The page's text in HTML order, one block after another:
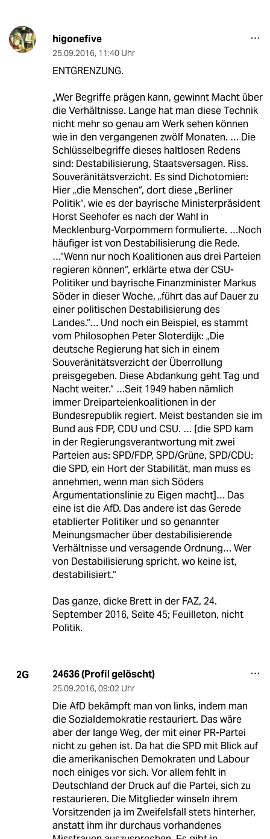
higonefive
25.09.2016, 11:40 Uhr
ENTGRENZUNG.
„Wer Begriffe prägen kann, gewinnt Macht über
die Verhältnisse. Lange hat man diese Technik
nicht mehr so genau am Werk sehen können
wie in den vergangenen zwölf Monaten. … Die
Schlüsselbegriffe dieses haltlosen Redens
sind: Destabilisierung, Staatsversagen. Riss.
Souveränitätsverzicht. Es sind Dichotomien:
Hier „die Menschen“, dort diese „Berliner
Politik“, wie es der bayrische Ministerpräsident
Horst Seehofer es nach der Wahl in
Mecklenburg-Vorpommern formulierte. …Noch
häufiger ist von Destabilisierung die Rede.
…“Wenn nur noch Koalitionen aus drei Parteien
regieren können“, erklärte etwa der CSU-
Politiker und bayrische Finanzminister Markus
Söder in dieser Woche, „führt das auf Dauer zu
einer politischen Destabilisierung des
Landes.“… Und noch ein Beispiel, es stammt
vom Philosophen Peter Sloterdijk: „Die
deutsche Regierung hat sich in einem
Souveränitätsverzicht der Überrollung
preisgegeben. Diese Abdankung geht Tag und
Nacht weiter.“ …Seit 1949 haben nämlich
immer Dreiparteienkoalitionen in der
Bundesrepublik regiert. Meist bestanden sie im
Bund aus FDP, CDU und CSU. … [die SPD kam
in der Regierungsverantwortung mit zwei
Parteien aus: SPD/FDP, SPD/Grüne, SPD/CDU:
die SPD, ein Hort der Stabilität, man muss es
annehmen, wenn man sich Söders
Argumentationslinie zu Eigen macht]… Das
eine ist die AfD. Das andere ist das Gerede
etablierter Politiker und so genannter
Meinungsmacher über destabilisierende
Verhältnisse und versagende Ordnung… Wer
von Destabilisierung spricht, wo keine ist,
destabilisiert.“
Das ganze, dicke Brett in der FAZ, 24.
September 2016, Seite 45; Feuilleton, nicht
Politik.
2G 24636 (Profil gelöscht)
25.09.2016, 09:02 Uhr
Die AfD bekämpft man von links, indem man
die Sozialdemokratie restauriert. Das wäre
aber der lange Weg, der mit einer PR-Partei
nicht zu gehen ist. Da hat die SPD mit Blick auf
die amerikanischen Demokraten und Labour
noch einiges vor sich. Vor allem fehlt in
Deutschland der Druck auf die Partei, sich zu
restaurieren. Die Mitglieder winseln ihrem
Vorsitzenden ja im Zweifelsfall stets hinterher,
anstatt ihm ihr durchaus vorhandenes